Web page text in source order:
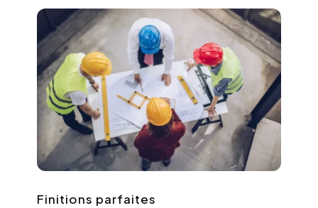
Finitions parfaites